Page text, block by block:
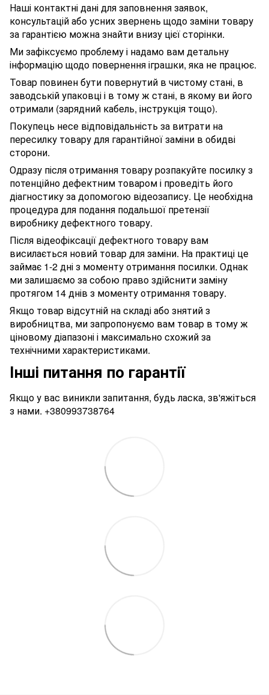
Наші контактні дані для заповнення заявок,
консультацій або усних звернень щодо заміни товару
за гарантією можна знайти внизу цієї сторінки.
Ми зафіксуємо проблему і надамо вам детальну
інформацію щодо повернення іграшки, яка не працює.
Товар повинен бути повернутий в чистому стані, в
заводській упаковці і в тому ж стані, в якому ви його
отримали (зарядний кабель, інструкція тощо).
Покупець несе відповідальність за витрати на
пересилку товару для гарантійної заміни в обидві
сторони.
Одразу після отримання товару розпакуйте посилку з
потенційно дефектним товаром і проведіть його
діагностику за допомогою відеозапису. Це необхідна
процедура для подання подальшої претензії
виробнику дефектного товару.
Після відеофіксації дефектного товару вам
висилається новий товар для заміни. На практиці це
займає 1-2 дні з моменту отримання посилки. Однак
ми залишаємо за собою право здійснити заміну
протягом 14 днів з моменту отримання товару.
Якщо товар відсутній на складі або знятий з
виробництва, ми запропонуємо вам товар в тому ж
ціновому діапазоні і максимально схожий за
технічними характеристиками.
Інші питання по гарантії
Якщо у вас виникли запитання, будь ласка, зв'яжіться
з нами. +380993738764